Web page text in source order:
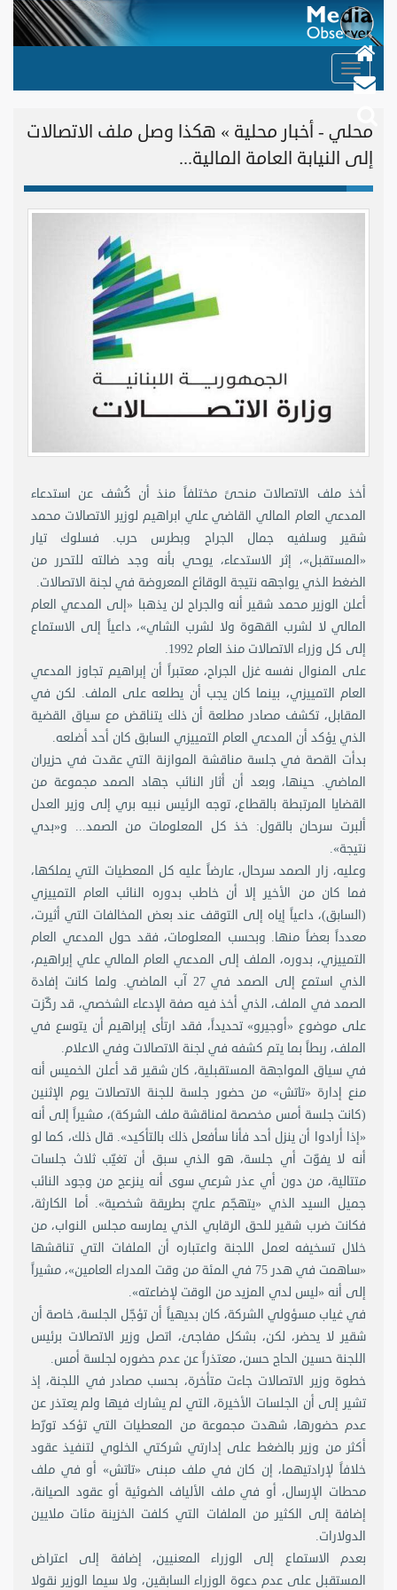
Toggle
navigation
محلي - أخبار محلية » هكذا وصل ملف الاتصالات
إلى النيابة العامة المالية...
أخذ ملف الاتصالات منحىً مختلفاً منذ أن كُشف عن استدعاء
المدعي العام المالي القاضي علي ابراهيم لوزير الاتصالات محمد
شقير وسلفيه جمال الجراح وبطرس حرب. فسلوك تيار
«المستقبل»، إثر الاستدعاء، يوحي بأنه وجد ضالته للتحرر من
الضغط الذي يواجهه نتيجة الوقائع المعروضة في لجنة الاتصالات.
أعلن الوزير محمد شقير أنه والجراح لن يذهبا «إلى المدعي العام
المالي لا لشرب القهوة ولا لشرب الشاي»، داعياً إلى الاستماع
إلى كل وزراء الاتصالات منذ العام 1992.
على المنوال نفسه غزل الجراح، معتبراً أن إبراهيم تجاوز المدعي
العام التمييزي، بينما كان يجب أن يطلعه على الملف. لكن في
المقابل، تكشف مصادر مطلعة أن ذلك يتناقض مع سياق القضية
الذي يؤكد أن المدعي العام التمييزي السابق كان أحد أضلعه.
بدأت القصة في جلسة مناقشة الموازنة التي عقدت في حزيران
الماضي. حينها، وبعد أن أثار النائب جهاد الصمد مجموعة من
القضايا المرتبطة بالقطاع، توجه الرئيس نبيه بري إلى وزير العدل
ألبرت سرحان بالقول: خذ كل المعلومات من الصمد... و«بدي
نتيجة».
وعليه، زار الصمد سرحال، عارضاً عليه كل المعطيات التي يملكها،
فما كان من الأخير إلا أن خاطب بدوره النائب العام التمييزي
(السابق)، داعياً إياه إلى التوقف عند بعض المخالفات التي أثيرت،
معدداً بعضاً منها. وبحسب المعلومات، فقد حول المدعي العام
التمييزي، بدوره، الملف إلى المدعي العام المالي علي إبراهيم،
الذي استمع إلى الصمد في 27 آب الماضي. ولما كانت إفادة
الصمد في الملف، الذي أخذ فيه صفة الإدعاء الشخصي، قد ركّزت
على موضوع «أوجيرو» تحديداً، فقد ارتأى إبراهيم أن يتوسع في
الملف، ربطاً بما يتم كشفه في لجنة الاتصالات وفي الاعلام.
في سياق المواجهة المستقبلية، كان شقير قد أعلن الخميس أنه
منع إدارة «تاتش» من حضور جلسة للجنة الاتصالات يوم الإثنين
(كانت جلسة أمس مخصصة لمناقشة ملف الشركة)، مشيراً إلى أنه
«إذا أرادوا أن ينزل أحد فأنا سأفعل ذلك بالتأكيد». قال ذلك، كما لو
أنه لا يفوّت أي جلسة، هو الذي سبق أن تغيّب ثلاث جلسات
متتالية، من دون أي عذر شرعي سوى أنه ينزعج من وجود النائب
جميل السيد الذي «يتهجّم عليّ بطريقة شخصية». أما الكارثة،
فكانت ضرب شقير للحق الرقابي الذي يمارسه مجلس النواب، من
خلال تسخيفه لعمل اللجنة واعتباره أن الملفات التي تناقشها
«ساهمت في هدر 75 في المئة من وقت المدراء العامين»، مشيراً
إلى أنه «ليس لدي المزيد من الوقت لإضاعته».
في غياب مسؤولي الشركة، كان بديهياً أن تؤجّل الجلسة، خاصة أن
شقير لا يحضر، لكن، بشكل مفاجئ، اتصل وزير الاتصالات برئيس
اللجنة حسين الحاج حسن، معتذراً عن عدم حضوره لجلسة أمس.
خطوة وزير الاتصالات جاءت متأخرة، بحسب مصادر في اللجنة، إذ
تشير إلى أن الجلسات الأخيرة، التي لم يشارك فيها ولم يعتذر عن
عدم حضورها، شهدت مجموعة من المعطيات التي تؤكد تورّط
أكثر من وزير بالضغط على إدارتي شركتي الخلوي لتنفيذ عقود
خلافاً لإرادتيهما، إن كان في ملف مبنى «تاتش» أو في ملف
محطات الإرسال، أو في ملف الألياف الضوئية أو عقود الصيانة،
إضافة إلى الكثير من الملفات التي كلفت الخزينة مئات ملايين
الدولارات.
بعدم الاستماع إلى الوزراء المعنيين، إضافة إلى اعتراض
المستقبل على عدم دعوة الوزراء السابقين، ولا سيما الوزير نقولا